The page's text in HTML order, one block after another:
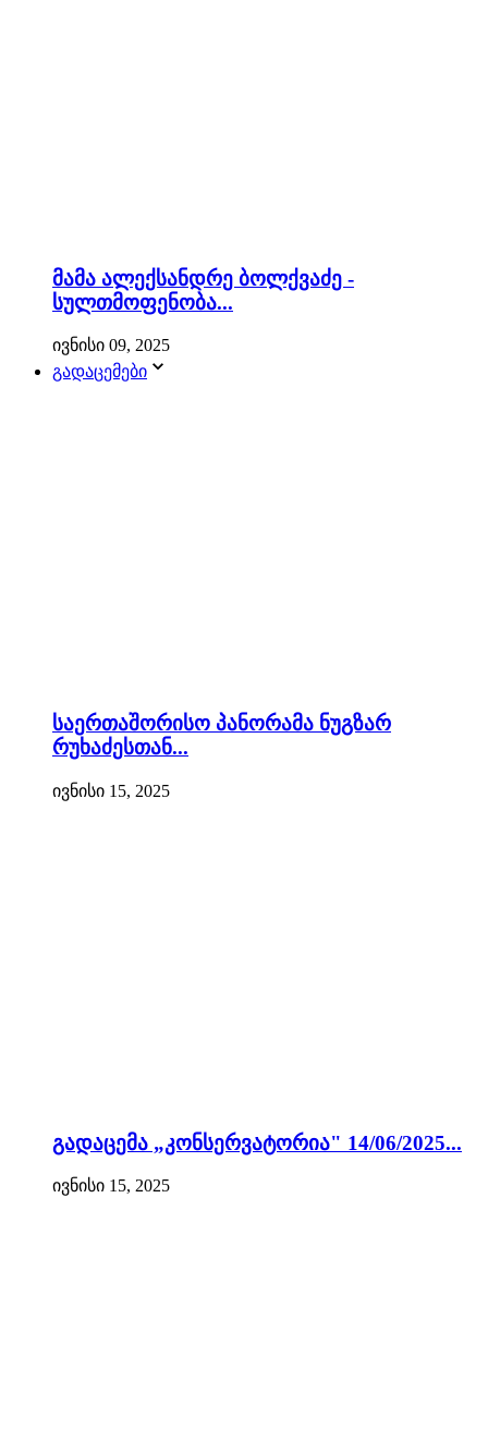
მამა ალექსანდრე ბოლქვაძე -
სულთმოფენობა...
ივნისი 09, 2025
გადაცემები
საერთაშორისო პანორამა ნუგზარ
რუხაძესთან...
ივნისი 15, 2025
გადაცემა „კონსერვატორია" 14/06/2025...
ივნისი 15, 2025